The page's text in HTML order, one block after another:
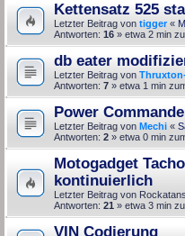
Kettensatz 525
Letzter Beitrag von tigger«
Antworten: 16 » etwa 2 min
db eater
Letzter Beitrag von
Antworten: 7 » etwa 1 min
Power
Letzter Beitrag von Mechi «
Antworten: 2 » etwa 0 min
Motogadget
kontinuierlich
Letzter Beitrag von
Antworten: 21 » etwa 3 min
VIN Codierung